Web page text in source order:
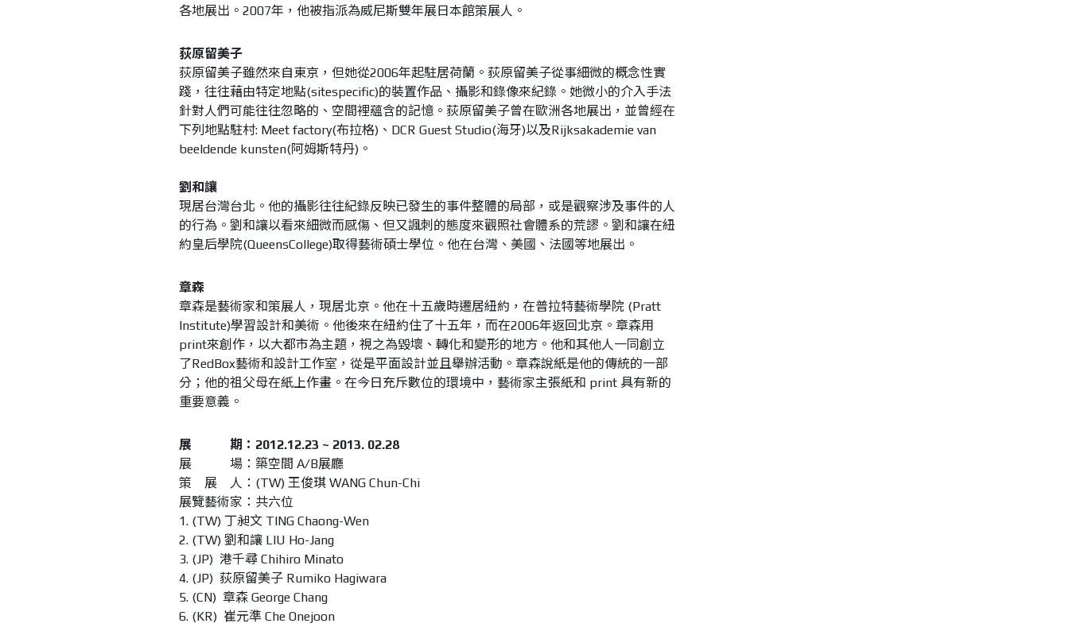
各地展出。2007年，他被指派為威尼斯雙年展日本館策展人。
荻原留美子
荻原留美子雖然來自東京，但她從2006年起駐居荷蘭。荻原留美子從事細微的概念性實
踐，往往藉由特定地點(sitespecific)的裝置作品、攝影和錄像來紀錄。她微小的介入手法
針對人們可能往往忽略的、空間裡蘊含的記憶。荻原留美子曾在歐洲各地展出，並曾經在
下列地點駐村: Meet factory(布拉格)、DCR Guest Studio(海牙)以及Rijksakademie van
beeldende kunsten(阿姆斯特丹)。
劉和讓
現居台灣台北。他的攝影往往紀錄反映已發生的事件整體的局部，或是觀察涉及事件的人
的行為。劉和讓以看來細微而感傷、但又諷刺的態度來觀照社會體系的荒謬。劉和讓在紐
約皇后學院(QueensCollege)取得藝術碩士學位。他在台灣、美國、法國等地展出。
章森
章森是藝術家和策展人，現居北京。他在十五歲時遷居紐約，在普拉特藝術學院 (Pratt
Institute)學習設計和美術。他後來在紐約住了十五年，而在2006年返回北京。章森用
print來創作，以大都市為主題，視之為毀壞、轉化和變形的地方。他和其他人一同創立
了RedBox藝術和設計工作室，從是平面設計並且舉辦活動。章森說紙是他的傳統的一部
分；他的祖父母在紙上作畫。在今日充斥數位的環境中，藝術家主張紙和 print 具有新的
重要意義。
展 期：2012.12.23 ~ 2013. 02.28
展 場：築空間 A/B展廳
策 展 人：(TW) 王俊琪 WANG Chun-Chi
展覽藝術家：共六位
1. (TW) 丁昶文 TING Chaong-Wen
2. (TW) 劉和讓 LIU Ho-Jang
3. (JP) 港千尋 Chihiro Minato
4. (JP) 荻原留美子 Rumiko Hagiwara
5. (CN) 章森 George Chang
6. (KR) 崔元準 Che Onejoon